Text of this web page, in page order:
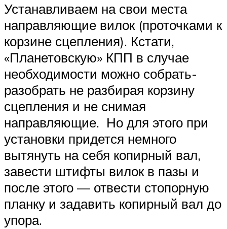
Устанавливаем на свои места
направляющие вилок (проточками к
корзине сцепления). Кстати,
«Планетовскую» КПП в случае
необходимости можно собрать-
разобрать не разбирая корзину
сцепления и не снимая
направляющие. Но для этого при
установки придется немного
вытянуть на себя копирный вал,
завести штифты вилок в пазы и
после этого — отвести стопорную
планку и задавить копирный вал до
упора.